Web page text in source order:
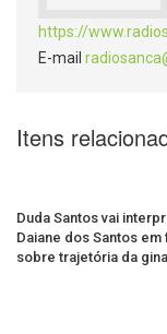
https://
E-mail
Itens
Duda Santos vai
Daiane dos Santos em
sobre trajetória da